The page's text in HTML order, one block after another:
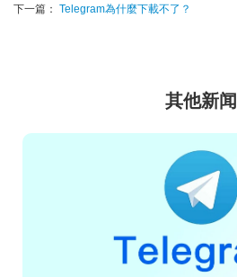
下一篇： Telegram為什麼下載不了？
其他新闻